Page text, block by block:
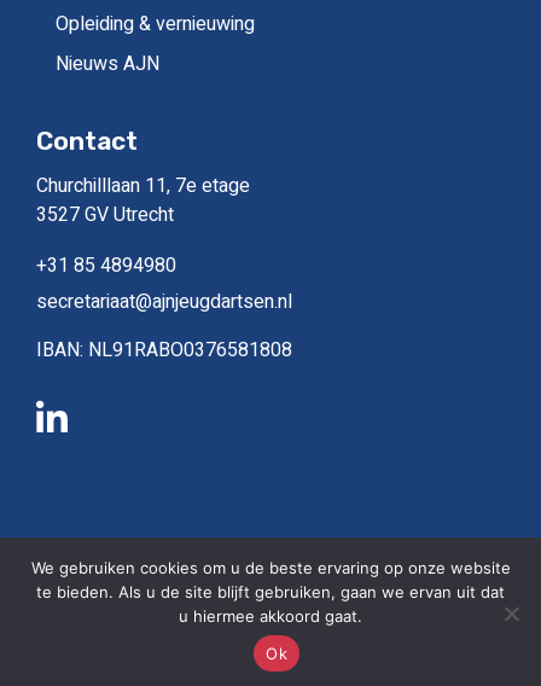
Opleiding & vernieuwing
Nieuws AJN
Contact
Churchilllaan 11, 7e etage
3527 GV Utrecht
+31 85 4894980
secretariaat@ajnjeugdartsen.nl
IBAN: NL91RABO0376581808
Copyright © 2026, alle rechten gereserveerd
Privacy beleid|Sitemap
We gebruiken cookies om u de beste ervaring op onze website
te bieden. Als u de site blijft gebruiken, gaan we ervan uit dat
u hiermee akkoord gaat.
Ok